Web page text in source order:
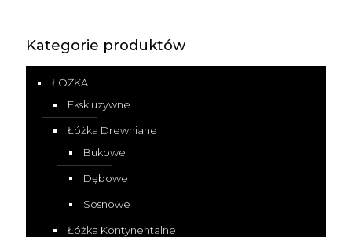
Kategorie produktów
ŁÓŻKA
Ekskluzywne
Łóżka Drewniane
Bukowe
Dębowe
Sosnowe
Łóżka Kontynentalne